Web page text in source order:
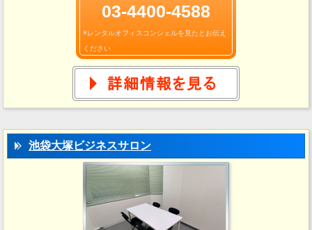
03-4400-4588
※レンタルオフィスコンシェルを見たとお伝え
ください
池袋大塚ビジネスサロン